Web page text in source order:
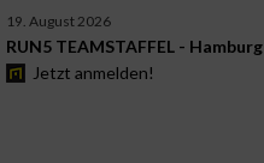
19. August 2026
RUN5 TEAMSTAFFEL - Hamburg
Jetzt anmelden!